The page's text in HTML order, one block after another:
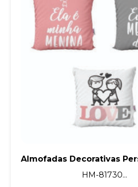
Almofadas Decorativas
HM-81730...